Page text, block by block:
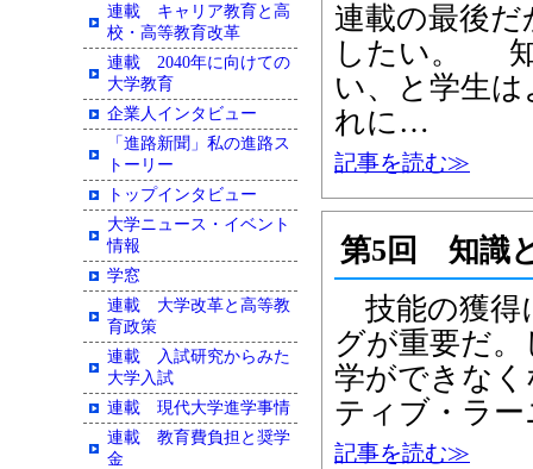
連載の最後だ
したい。 知
い、と学生
れに…
記事を読む≫
第5回 知識
技能の獲得
グが重要だ
学ができな
ティブ・ラ
記事を読む≫
連載 キャリア教育と高
校・高等教育改革
連載 2040年に向けての
大学教育
企業人インタビュー
「進路新聞」私の進路ス
トーリー
トップインタビュー
大学ニュース・イベント
情報
学窓
連載 大学改革と高等教
育政策
連載 入試研究からみた
大学入試
連載 現代大学進学事情
連載 教育費負担と奨学
金